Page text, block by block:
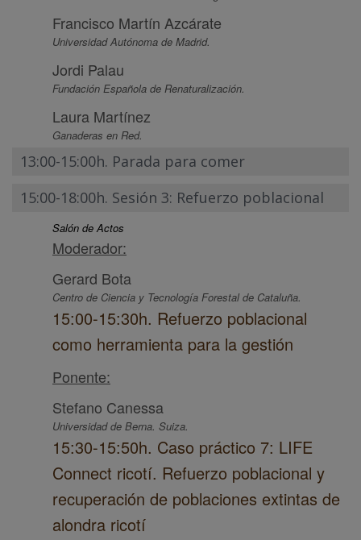
Francisco Martín Azcárate
Universidad Autónoma de Madrid.
Jordi Palau
Fundación Española de Renaturalización.
Laura Martínez
Ganaderas en Red.
13:00-15:00h. Parada para comer
15:00-18:00h. Sesión 3: Refuerzo poblacional
Salón de Actos
Moderador:
Gerard Bota
Centro de Ciencia y Tecnología Forestal de Cataluña.
15:00-15:30h. Refuerzo poblacional
como herramienta para la gestión
Ponente:
Stefano Canessa
Universidad de Berna. Suiza.
15:30-15:50h. Caso práctico 7: LIFE
Connect ricotí. Refuerzo poblacional y
recuperación de poblaciones extintas de
alondra ricotí